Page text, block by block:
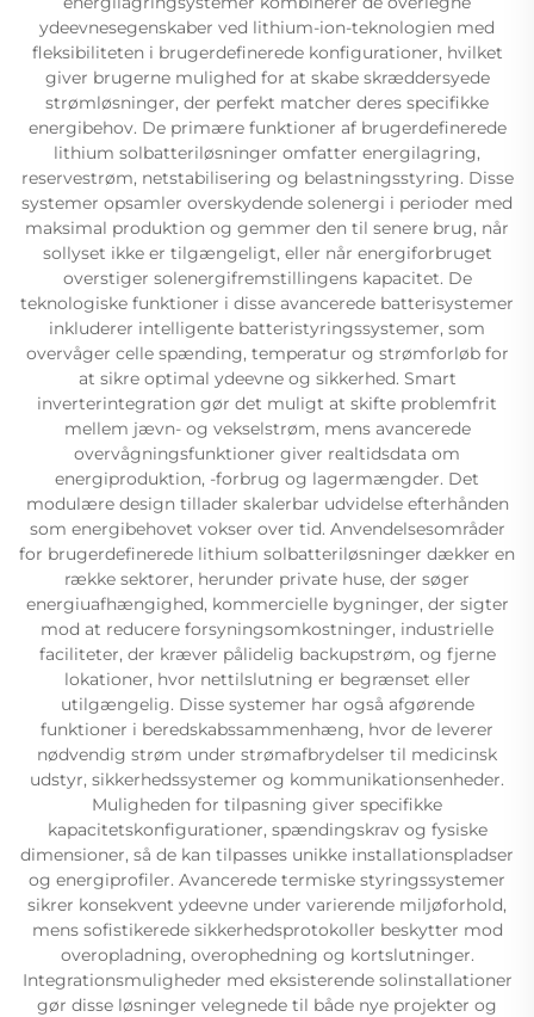
ydeevnesegenskaber ved lithium-ion-teknologien med
fleksibiliteten i brugerdefinerede konfigurationer, hvilket
giver brugerne mulighed for at skabe skræddersyede
strømløsninger, der perfekt matcher deres specifikke
energibehov. De primære funktioner af brugerdefinerede
lithium solbatteriløsninger omfatter energilagring,
reservestrøm, netstabilisering og belastningsstyring. Disse
systemer opsamler overskydende solenergi i perioder med
maksimal produktion og gemmer den til senere brug, når
sollyset ikke er tilgængeligt, eller når energiforbruget
overstiger solenergifremstillingens kapacitet. De
teknologiske funktioner i disse avancerede batterisystemer
inkluderer intelligente batteristyringssystemer, som
overvåger celle spænding, temperatur og strømforløb for
at sikre optimal ydeevne og sikkerhed. Smart
inverterintegration gør det muligt at skifte problemfrit
mellem jævn- og vekselstrøm, mens avancerede
overvågningsfunktioner giver realtidsdata om
energiproduktion, -forbrug og lagermængder. Det
modulære design tillader skalerbar udvidelse efterhånden
som energibehovet vokser over tid. Anvendelsesområder
for brugerdefinerede lithium solbatteriløsninger dækker en
række sektorer, herunder private huse, der søger
energiuafhængighed, kommercielle bygninger, der sigter
mod at reducere forsyningsomkostninger, industrielle
faciliteter, der kræver pålidelig backupstrøm, og fjerne
lokationer, hvor nettilslutning er begrænset eller
utilgængelig. Disse systemer har også afgørende
funktioner i beredskabssammenhæng, hvor de leverer
nødvendig strøm under strømafbrydelser til medicinsk
udstyr, sikkerhedssystemer og kommunikationsenheder.
Muligheden for tilpasning giver specifikke
kapacitetskonfigurationer, spændingskrav og fysiske
dimensioner, så de kan tilpasses unikke installationspladser
og energiprofiler. Avancerede termiske styringssystemer
sikrer konsekvent ydeevne under varierende miljøforhold,
mens sofistikerede sikkerhedsprotokoller beskytter mod
overopladning, overophedning og kortslutninger.
Integrationsmuligheder med eksisterende solinstallationer
gør disse løsninger velegnede til både nye projekter og